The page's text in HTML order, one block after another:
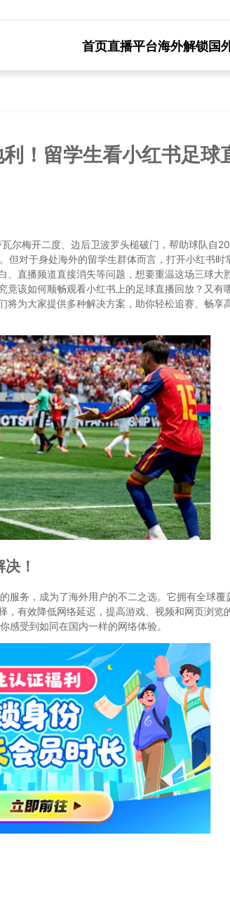
首页直播平台海外解锁国
！留学生看小红书足球
尔梅开二度、边后卫波罗头槌破门，帮助球队自
但对于身处海外的留学生群体而言，打开小红书时
、直播频道直接消失等问题，想要重温这场三球大
竟该如何顺畅观看小红书上的足球直播回放？又有
将为大家提供多种解决方案，助你轻松追赛、畅享
！
服务，成为了海外用户的不二之选。它拥有全球覆
，有效降低网络延迟，提高游戏、视频和网页浏览
感受到如同在国内一样的网络体验。